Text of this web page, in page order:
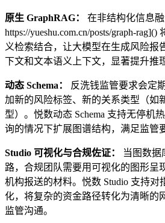
原生 GraphRAG：
在非结构化信息
https://yueshu.com.cn/posts/graph-
义检索结合，让大模型在生成风险报
下文和文本语义上下文，显著提升推
动态 Schema：
反洗钱监管要求会定
加新的风险标签、新的关系类型（如
型）。悦数动态 Schema 支持无停机
询的情况下扩展图谱结构，满足监管
Studio 可视化与合规佐证：
当图数据
路，合规团队需要用可视化的图形呈
机构报送的材料。悦数 Studio 支持对
化，将复杂的资金路径转化为清晰的
监管沟通。